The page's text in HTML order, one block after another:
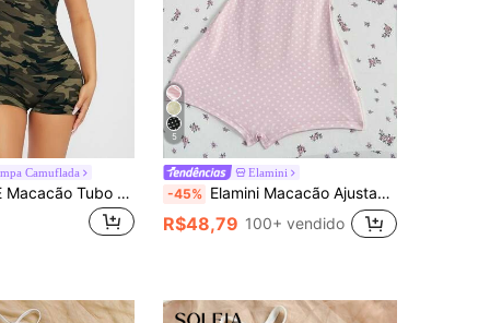
Camuflada
SHEIN PETITE Macacão Tubo com Estampa Camuflada, Mulheres Petite
5
Elamini
-45% Elamini Macacão Ajustado com Detalhe em Renda Doce e Sexy, Primavera/Verão
R$48,79 100+ vendido